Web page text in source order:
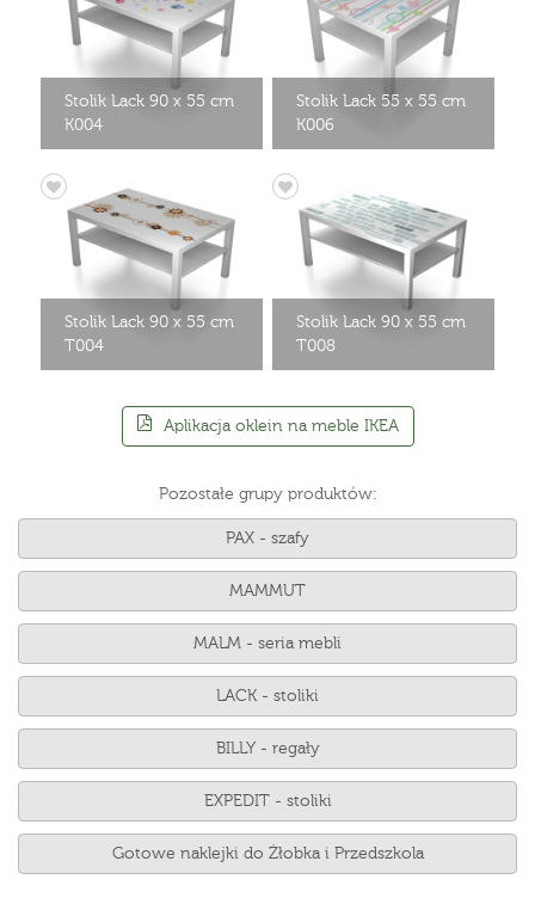
Stolik Lack 90 x 55 cm
K004
Stolik Lack 55 x 55 cm
K006
Stolik Lack 90 x 55 cm
T004
Stolik Lack 90 x 55 cm
T008
Aplikacja oklein na meble IKEA
Pozostałe grupy produktów:
PAX - szafy
MAMMUT
MALM - seria mebli
LACK - stoliki
BILLY - regały
EXPEDIT - stoliki
Gotowe naklejki do Żłobka i Przedszkola